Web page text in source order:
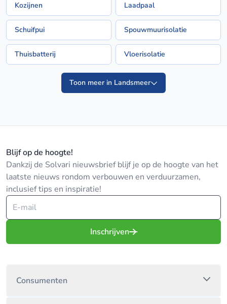
Kozijnen Laadpaal
Schuifpui Spouwmuurisolatie
Thuisbatterij Vloerisolatie
Toon meer in Landsmeer
Blijf op de hoogte!
Dankzij de Solvari nieuwsbrief blijf je op de hoogte van het
laatste nieuws rondom verbouwen en verduurzamen,
inclusief tips en inspiratie!
Inschrijven
Consumenten